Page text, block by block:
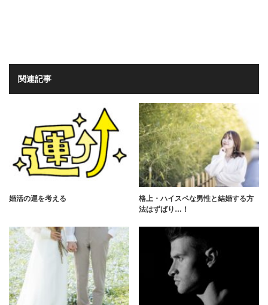
関連記事
婚活の運を考える
格上・ハイスペな男性と結婚する方
法はずばり…！